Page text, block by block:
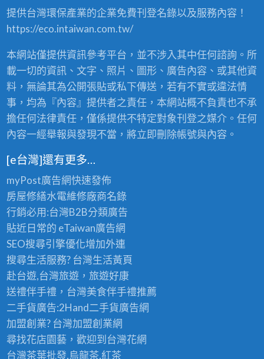
提供台灣環保產業的企業免費刊登名錄以及服務內容！
https://eco.intaiwan.com.tw/
本網站僅提供資訊參考平台，並不涉入其中任何諮詢。所
載一切的資訊、文字、照片、圖形、廣告內容、或其他資
料，無論其為公開張貼或私下傳送，若有不實或違法情
事，均為『內容』提供者之責任，本網站概不負責也不承
擔任何法律責任，僅係提供不特定對象刊登之媒介。任何
內容一經舉報與發現不當，將立即刪除帳號與內容。
[e台灣]還有更多…
myPost廣告網快速發佈
房屋修繕水電維修廠商名錄
行銷必用:台灣B2B分類廣告
貼近日常的 eTaiwan廣告網
SEO搜尋引擎優化增加外連
搜尋生活服務? 台灣生活黃頁
赴台遊,台灣旅遊，旅遊好康
送禮伴手禮，台灣美食伴手禮推薦
二手貨廣告:2Hand二手貨廣告網
加盟創業? 台灣加盟創業網
尋找花店園藝，歡迎到 台灣花網
台灣茶葉批發,烏龍茶,紅茶